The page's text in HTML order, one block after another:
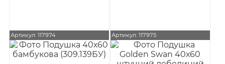
Артикул: 117974 Артикул: 117975